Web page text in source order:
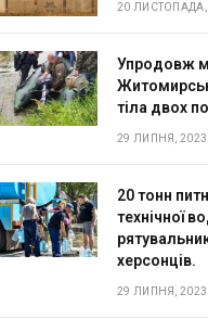
20 ЛИСТОПАДА,
Упродовж
тіла двох
29 ЛИПНЯ, 2023
20 тонн
технічної
херсонців.
29 ЛИПНЯ, 2023